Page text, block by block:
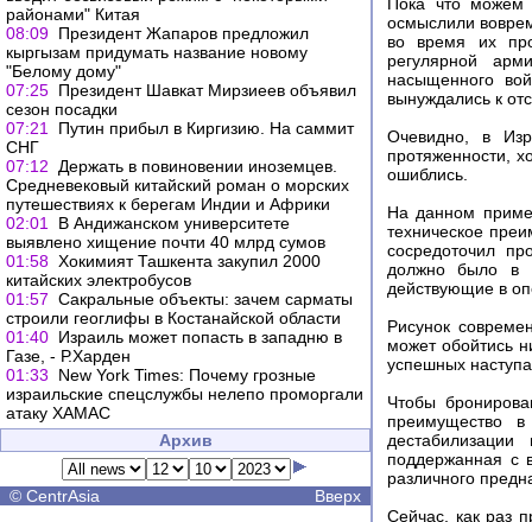
районами" Китая
08:09 Президент Жапаров предложил
кыргызам придумать название новому
"Белому дому"
07:25 Президент Шавкат Мирзиеев объявил
сезон посадки
07:21
Путин прибыл в Киргизию. На саммит
СНГ
07:12
Держать в повиновении иноземцев.
Средневековый китайский роман о морских
путешествиях к берегам Индии и Африки
02:01
В Андижанском университете
выявлено хищение почти 40 млрд сумов
01:58 Хокимият Ташкента закупил 2000
китайских электробусов
01:57 Сакральные объекты: зачем сарматы
строили геоглифы в Костанайской области
01:40 Израиль может попасть в западню в
Газе, - Р.Харден
01:33
New York Times: Почему грозные
израильские спецслужбы нелепо проморгали
атаку ХАМАС
Архив
© CentrAsia Вверх
осмыслили
во время их
регулярной
насыщенного
вынуждались к
Очевидно, в
протяженности,
ошиблись.
На данном
техническое
сосредоточил
должно было в
действующие в
Рисунок
может обойтись
успешных
Чтобы
преимущество
поддержанная с
различного
Сейчас, как раз